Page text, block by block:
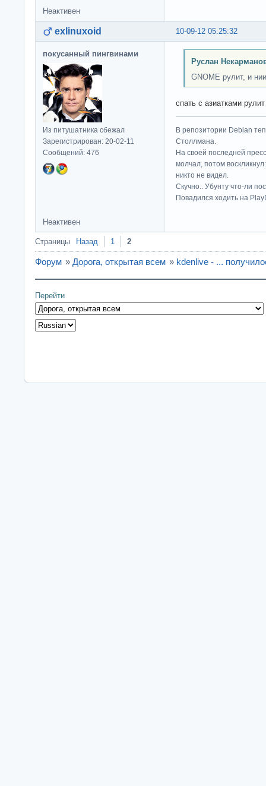
Неактивен
10-09-12 05:25:32
exlinuxoid
покусанный пингвинами
Из питушатника сбежал
Зарегистрирован: 20-02-11
Сообщений: 476
Руслан
GNOME рулит, и
спать с азиатками
В репозитории Debian
Столлмана.
На своей последней
молчал, потом
никто не видел.
Скучно.. Убунту что-ли
Повадился ходить на
Неактивен
Страницы Назад 1 2
Форум » Дорога, открытая всем » kdenlive - ...
Перейти